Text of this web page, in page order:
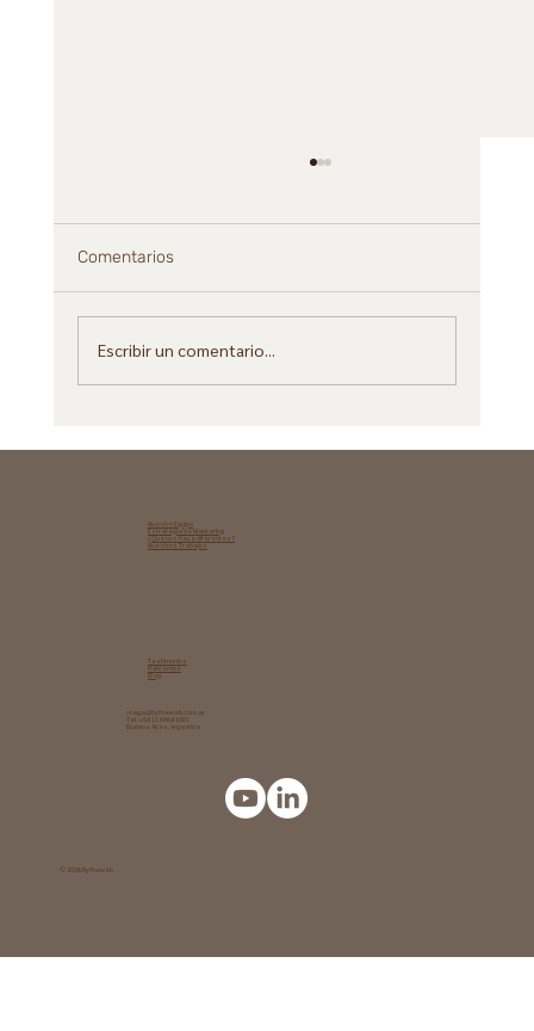
Comentarios
Escribir un comentario...
maga@bytheweb.com.ar
Tel: +54 11 6864 1001
Buenos Aires, Argentina
© 2026 Bytheweb
Nuestro Equipo
Estrategia de Marketing​
¿Qué nos hace diferentes?
Nuestros Trabajos
Testimonios
Hablemos
Blog